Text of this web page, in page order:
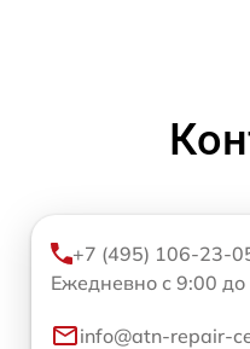
+7 (495) 106-23-
Ежедневно с 9:00
info@atn-repair-